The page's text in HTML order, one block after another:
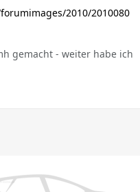
2010/2010080
gemacht - weiter habe ich